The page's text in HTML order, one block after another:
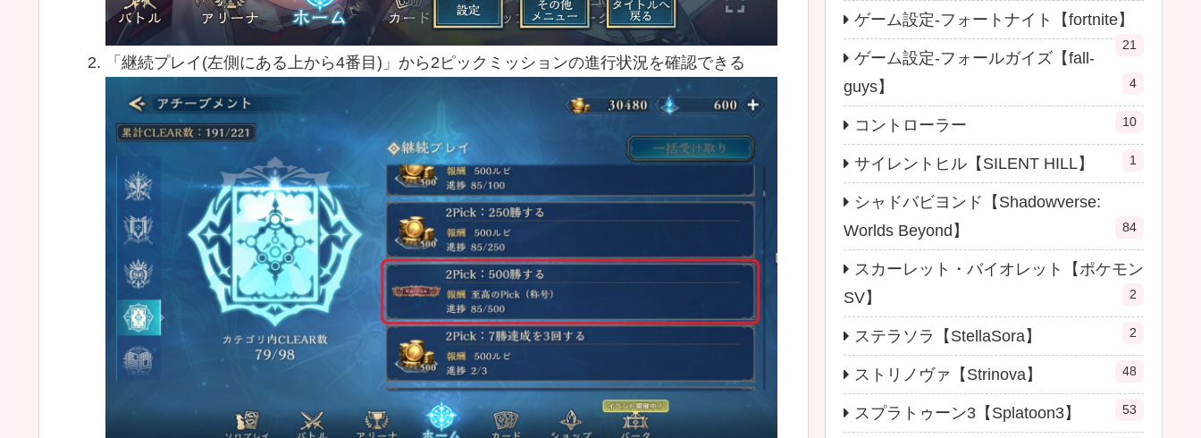
「継続プレイ(左側にある上から4番目)」から2ピックミッションの進行状況を確認できる
ゲーム設定-フォートナイト【fortnite】
21
ゲーム設定-フォールガイズ【fall-
guys】
4
コントローラー 10
サイレントヒル【SILENT HILL】 1
シャドバビヨンド【Shadowverse:
Worlds Beyond】
84
スカーレット・バイオレット【ポケモン
SV】
2
ステラソラ【StellaSora】 2
ストリノヴァ【Strinova】 48
スプラトゥーン3【Splatoon3】 53